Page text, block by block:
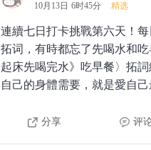
10月13日 6时45分 精选
連續七日打卡挑戰第六天！
拓词，有時都忘了先喝水和
起床先喝完水》吃早餐〉拓
自己的身體需要，就是愛自己
分享 评